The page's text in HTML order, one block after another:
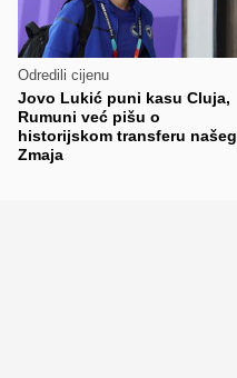
Odredili cijenu
Jovo Lukić puni kasu Cluja,
Rumuni već pišu o
historijskom transferu našeg
Zmaja